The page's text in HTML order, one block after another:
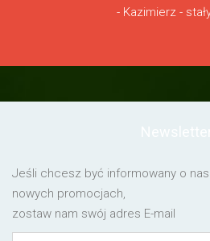
- Kazimierz -
Jeśli chcesz być informowany o
nowych promocjach,
zostaw nam swój adres E-mail